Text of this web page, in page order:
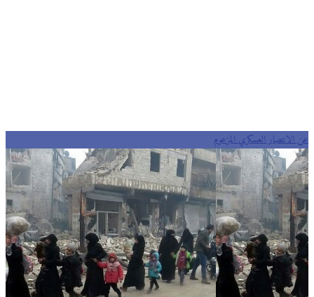
عن الانتصار العسكري المزعوم